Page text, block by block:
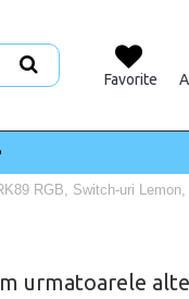
Favorite
RGB, Switch-uri
urmatoarele